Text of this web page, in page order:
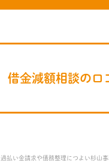
借金減額相談の口
過払い金請求や債務整理につよい杉山